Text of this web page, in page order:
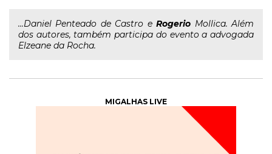
...Daniel Penteado de Castro eRogerio Mollica. Além
dos autores, também participa do evento a advogada
Elzeane da Rocha.
MIGALHAS LIVE